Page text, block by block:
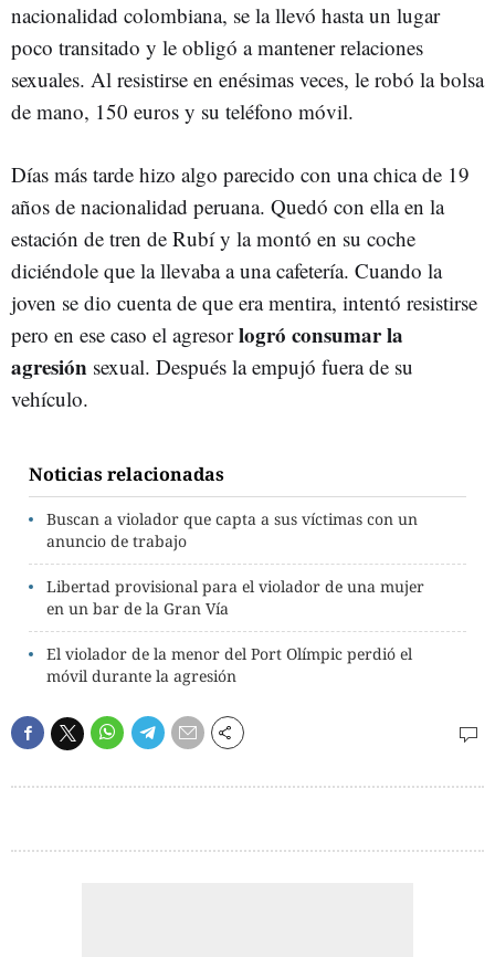
nacionalidad colombiana, se la llevó hasta un lugar
poco transitado y le obligó a mantener relaciones
sexuales. Al resistirse en enésimas veces, le robó la bolsa
de mano, 150 euros y su teléfono móvil.
Días más tarde hizo algo parecido con una chica de 19
años de nacionalidad peruana. Quedó con ella en la
estación de tren de Rubí y la montó en su coche
diciéndole que la llevaba a una cafetería. Cuando la
joven se dio cuenta de que era mentira, intentó resistirse
pero en ese caso el agresorlogró consumar la
agresión sexual. Después la empujó fuera de su
vehículo.
Noticias relacionadas
Buscan a violador que capta a sus víctimas con un
anuncio de trabajo
Libertad provisional para el violador de una mujer
en un bar de la Gran Vía
El violador de la menor del Port Olímpic perdió el
móvil durante la agresión